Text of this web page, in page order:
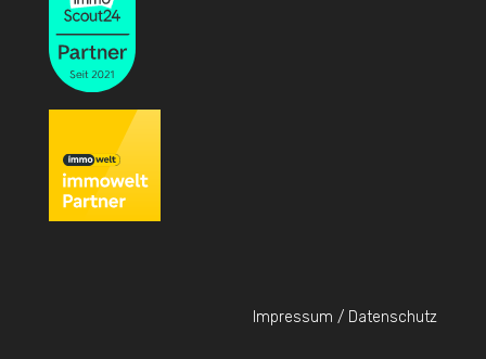
Impressum / Datenschutz